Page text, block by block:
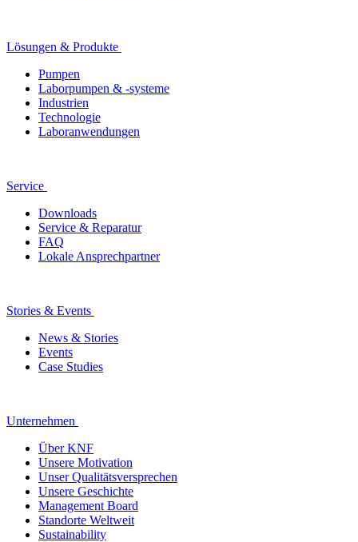
Lösungen & Produkte
Pumpen
Laborpumpen & -systeme
Industrien
Technologie
Laboranwendungen
Service
Downloads
Service & Reparatur
FAQ
Lokale Ansprechpartner
Stories & Events
News & Stories
Events
Case Studies
Unternehmen
Über KNF
Unsere Motivation
Unser Qualitätsversprechen
Unsere Geschichte
Management Board
Standorte Weltweit
Sustainability